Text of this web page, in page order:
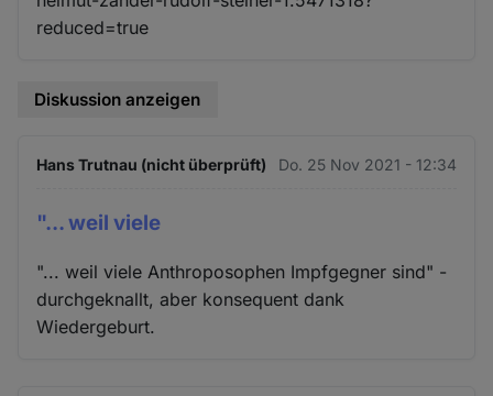
reduced=true
Diskussion anzeigen
Hans Trutnau (nicht überprüft) Do. 25 Nov 2021 - 12:34
"... weil viele
"... weil viele Anthroposophen Impfgegner sind" -
durchgeknallt, aber konsequent dank
Wiedergeburt.